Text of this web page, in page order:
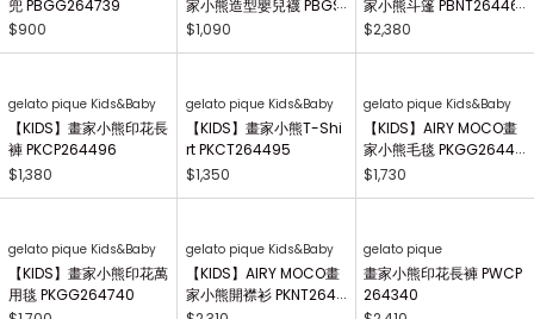
gelato pique Kids&Baby
【BABY】畫家小熊圍兜
$900
gelato pique Kids&Baby
【BABY】AIRY MOCO畫
264415
$1,090
gelato pique Kids&Baby
【BABY】AIRY MOCO畫
$2,380